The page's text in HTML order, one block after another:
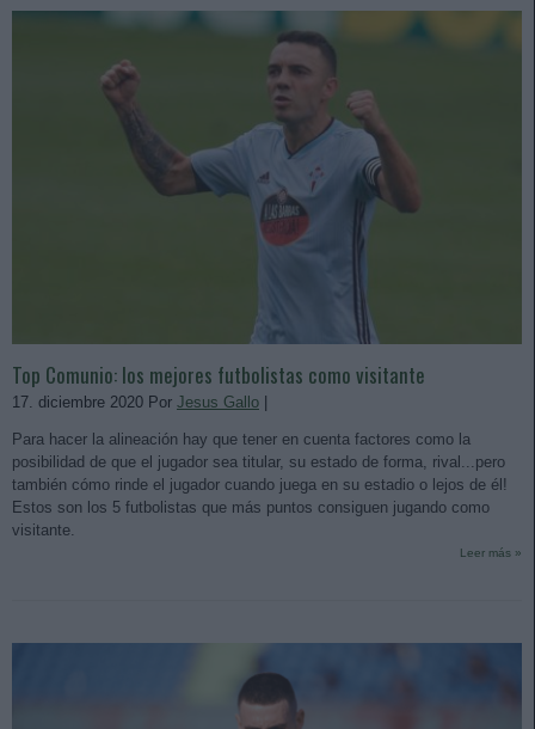
Top Comunio: los mejores futbolistas como visitante
17. diciembre 2020 Por Jesus Gallo
Para hacer la alineación hay que tener en cuenta factores como la
posibilidad de que el jugador sea titular, su estado de forma, rival...pero
también cómo rinde el jugador cuando juega en su estadio o lejos de él!
Estos son los 5 futbolistas que más puntos consiguen jugando como
visitante.
Leer más »